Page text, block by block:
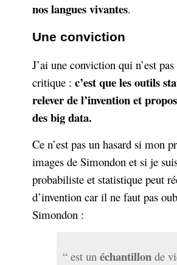
nos langues vivantes.
Une conviction
J’ai une conviction qui n’est
critique : c’est que les outils
relever de l’invention et
des big data.
Ce n’est pas un hasard si mon
images de Simondon et si je
probabiliste et statistique peut
d’invention car il ne faut pas
Simondon :
“ est un échantillon de